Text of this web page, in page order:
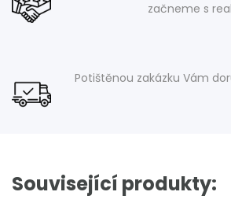
začneme s
Potištěnou zakázku Vám
Související produkty: